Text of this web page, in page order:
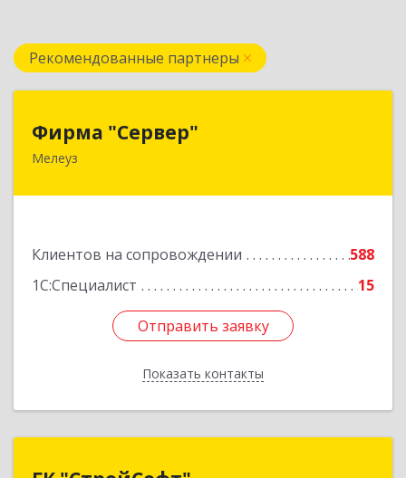
Рекомендованные партнеры
Фирма "Сервер"
Мелеуз
Клиентов на сопровождении
588
1С:Специалист
15
Отправить заявку
Показать контакты
453852, Башкортостан Респ, Мелеузовский р-н,
Отправить заявку
Назад